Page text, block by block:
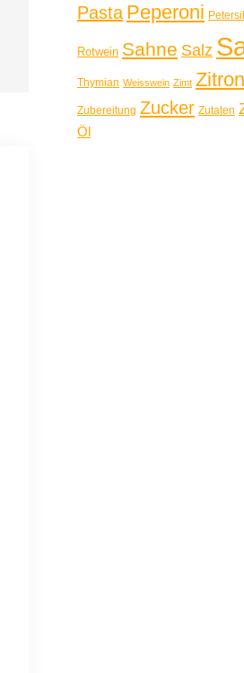
Pasta Peperoni
Rotwein Sahne Salz
Thymian Weisswein Zimt
Zubereitung Zucker Zutaten
Öl